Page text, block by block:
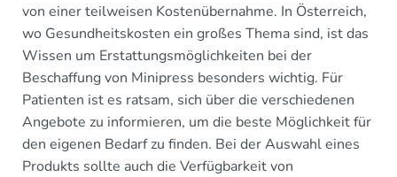
von einer teilweisen Kostenübernahme. In Österreich,
wo Gesundheitskosten ein großes Thema sind, ist das
Wissen um Erstattungsmöglichkeiten bei der
Beschaffung von Minipress besonders wichtig. Für
Patienten ist es ratsam, sich über die verschiedenen
Angebote zu informieren, um die beste Möglichkeit für
den eigenen Bedarf zu finden. Bei der Auswahl eines
Produkts sollte auch die Verfügbarkeit von